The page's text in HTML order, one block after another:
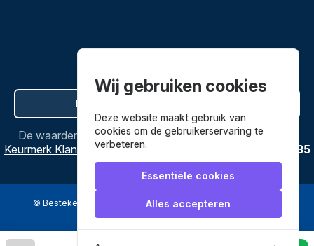
Hier de overeenkomst ontbinden
De waardering vanBestekenpannen.nlbijWebwinkel
Keurmerk Klantbeoordelingen
3635
reviews.
© Bestekenpannen.nl 2026 een webshop van
Wij gebruiken cookies
Deze website maakt gebruik van
cookies om de gebruikerservaring te
verbeteren.
Essentiële cookies
Alles accepteren